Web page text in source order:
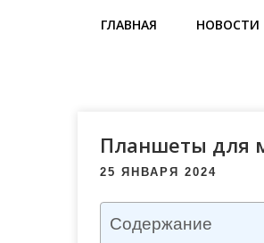
ГЛАВНАЯ НОВОСТИ
Планшеты для
25 ЯНВАРЯ 2024
Содержание